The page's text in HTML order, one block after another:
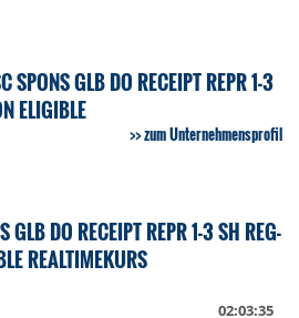
SPONS GLB DO RECEIPT REPR 1-3
ELIGIBLE
zum Unternehmensprofil
GLB DO RECEIPT REPR 1-3 SH REG-
REALTIMEKURS
02:03:35